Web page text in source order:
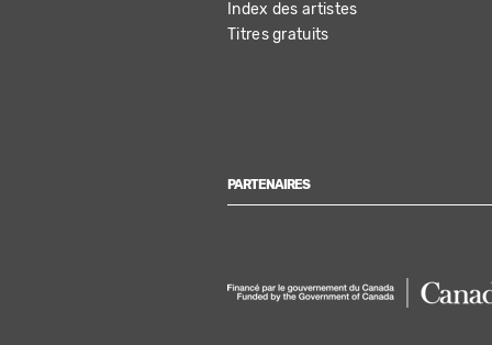
Index des artistes
Titres gratuits
PARTENAIRES